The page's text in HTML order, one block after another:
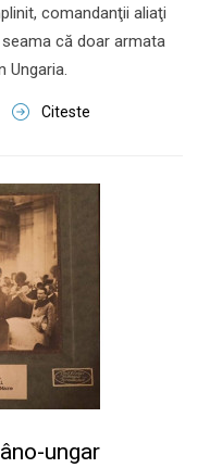
comandanţii aliaţi
că doar armata
Ungaria.
Citeste
ungar